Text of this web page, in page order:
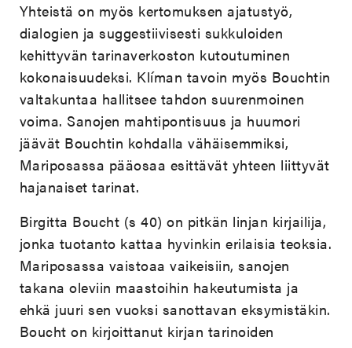
Yhteistä on myös kertomuksen ajatustyö,
dialogien ja suggestiivisesti sukkuloiden
kehittyvän tarinaverkoston kutoutuminen
kokonaisuudeksi. Klíman tavoin myös Bouchtin
valtakuntaa hallitsee tahdon suurenmoinen
voima. Sanojen mahtipontisuus ja huumori
jäävät Bouchtin kohdalla vähäisemmiksi,
Mariposassa pääosaa esittävät yhteen liittyvät
hajanaiset tarinat.
Birgitta Boucht (s 40) on pitkän linjan kirjailija,
jonka tuotanto kattaa hyvinkin erilaisia teoksia.
Mariposassa vaistoaa vaikeisiin, sanojen
takana oleviin maastoihin hakeutumista ja
ehkä juuri sen vuoksi sanottavan eksymistäkin.
Boucht on kirjoittanut kirjan tarinoiden